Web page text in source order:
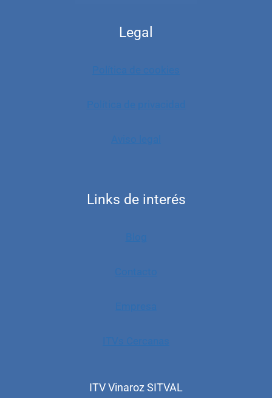
Legal
Links de interés
ITV Vinaroz SITVAL